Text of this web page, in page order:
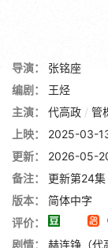
导演：
张铭座
编剧：
王烃
主演：
代高政 / 管
上映：
2025-03-
更新：
2026-05-
备注：
更新第24集
版本：
简体中字
评价：
剧情：
赫连铮（代